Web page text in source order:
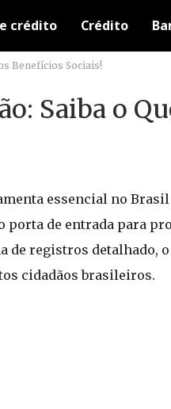
crédito Crédito
Benefícios Sociais!
Saiba o
essencial no
porta de entrada para
de registros detalhado,
cidadãos brasileiros.